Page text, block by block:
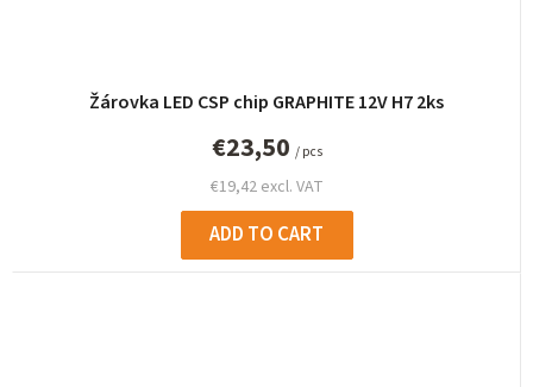
Žárovka LED CSP chip GRAPHITE 12V H7 2ks
€19,42 excl. VAT
€23,50 / pcs
ADD TO CART